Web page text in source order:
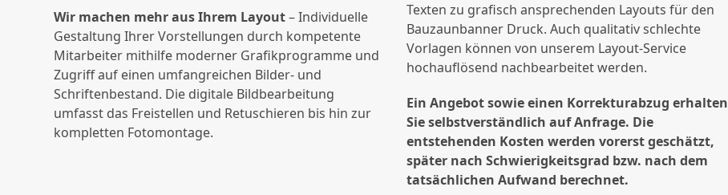
Wir machen mehr aus Ihrem Layout– Individuelle
Gestaltung Ihrer Vorstellungen durch kompetente
Mitarbeiter mithilfe moderner Grafikprogramme und
Zugriff auf einen umfangreichen Bilder- und
Schriftenbestand. Die digitale Bildbearbeitung
umfasst das Freistellen und Retuschieren bis hin zur
kompletten Fotomontage.
Texten zu grafisch ansprechenden Layouts für den
Bauzaunbanner Druck. Auch qualitativ schlechte
Vorlagen können von unserem Layout-Service
hochauflösend nachbearbeitet werden.
Ein Angebot sowie einen Korrekturabzug erhalten
Sie selbstverständlich auf Anfrage. Die
entstehenden Kosten werden vorerst geschätzt,
später nach Schwierigkeitsgrad bzw. nach dem
tatsächlichen Aufwand berechnet.